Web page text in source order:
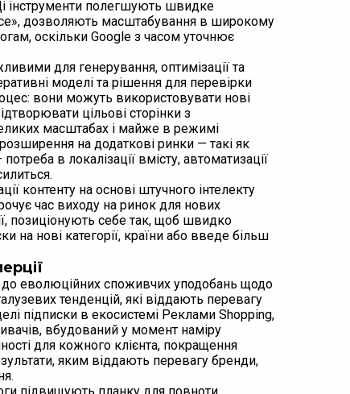
інструменти полегшують швидке
дозволяють масштабування в широкому
оскільки Google з часом уточнює
для генерування, оптимізації та
моделі та рішення для перевірки
вони можуть використовувати нові
цільові сторінки з
масштабах і майже в режимі
на додаткові ринки — такі як
в локалізації вмісту, автоматизації
контенту на основі штучного інтелекту
час виходу на ринок для нових
позиціонують себе так, щоб швидко
на нові категорії, країни або введе більш
до еволюційних споживчих уподобань щодо
тенденцій, які віддають перевагу
підписки в екосистемі Реклами Shopping,
вбудований у момент наміру
для кожного клієнта, покращення
яким віддають перевагу бренди,